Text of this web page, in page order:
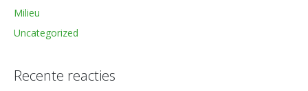
Milieu
Uncategorized
Recente reacties